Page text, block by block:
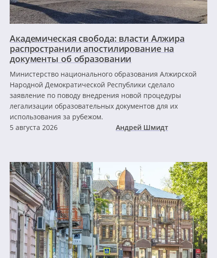
Академическая свобода: власти Алжира
распространили апостилирование на
документы об образовании
Министерство национального образования Алжирской
Народной Демократической Республики сделало
заявление по поводу внедрения новой процедуры
легализации образовательных документов для их
использования за рубежом.
5 августа 2026
Андрей Шмидт